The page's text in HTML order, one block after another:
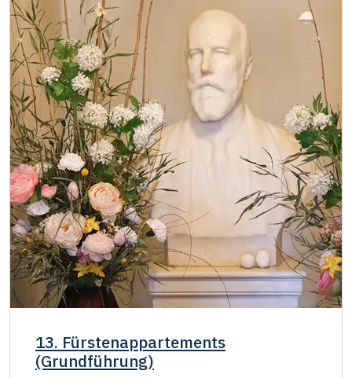
13. Fürstenappartements
(Grundführung)